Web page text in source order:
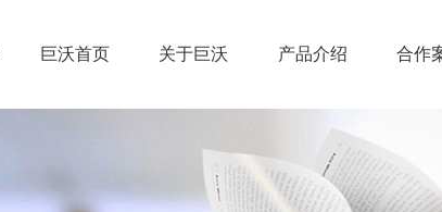
巨沃首页 关于巨沃 产品介绍 合作